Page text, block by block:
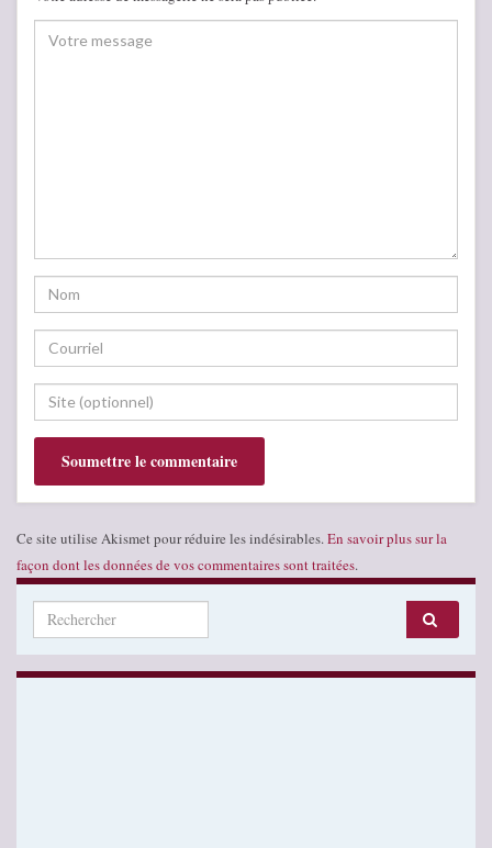
Ce site utilise Akismet pour réduire les indésirables. En savoir plus sur la
façon dont les données de vos commentaires sont traitées.
Search for: